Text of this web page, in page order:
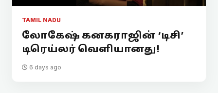
TAMIL NADU
லோகேஷ் கனகராஜின் ‘டிசி’
டிரெய்லர் வெளியானது!
6 days ago